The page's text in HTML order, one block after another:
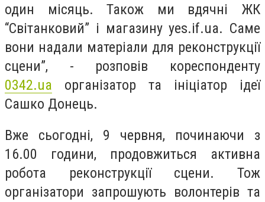
один місяць. Також ми вдячні ЖК
“Світанковий” і магазину yes.if.ua. Саме
вони надали матеріали для реконструкції
сцени”, - розповів кореспонденту
0342.ua організатор та ініціатор ідеї
Сашко Донець.
Вже сьогодні, 9 червня, починаючи з
16.00 години, продовжиться активна
робота реконструкції сцени. Тож
організатори запрошують волонтерів та